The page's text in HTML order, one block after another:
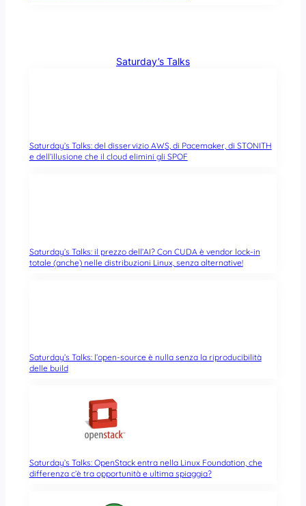
Saturday’s Talks
Saturday’s Talks: del disservizio AWS, di Pacemaker, di STONITH
e dell’illusione che il cloud elimini gli SPOF
Saturday’s Talks: il prezzo dell’AI? Con CUDA è vendor lock-in
totale (anche) nelle distribuzioni Linux, senza alternative!
Saturday’s Talks: l’open-source è nulla senza la riproducibilità
delle build
Saturday’s Talks: OpenStack entra nella Linux Foundation, che
differenza c’è tra opportunità e ultima spiaggia?